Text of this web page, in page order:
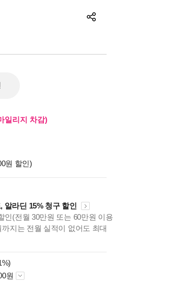
일리지 차감)
원 할인)
알라딘 15% 청구 할인
인(전월 30만원 또는 60만원 이용
지는 전월 실적이 없어도 최대
원